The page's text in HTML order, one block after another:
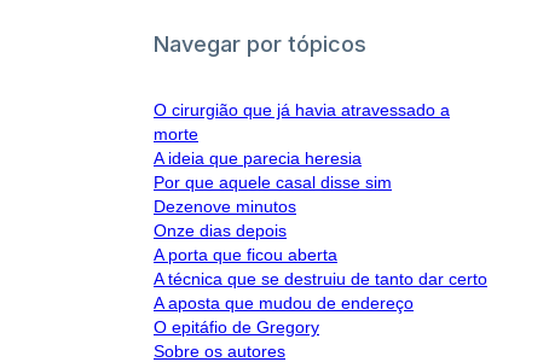
Navegar por tópicos
O cirurgião que já havia atravessado a
morte
A ideia que parecia heresia
Por que aquele casal disse sim
Dezenove minutos
Onze dias depois
A porta que ficou aberta
A técnica que se destruiu de tanto dar certo
A aposta que mudou de endereço
O epitáfio de Gregory
Sobre os autores